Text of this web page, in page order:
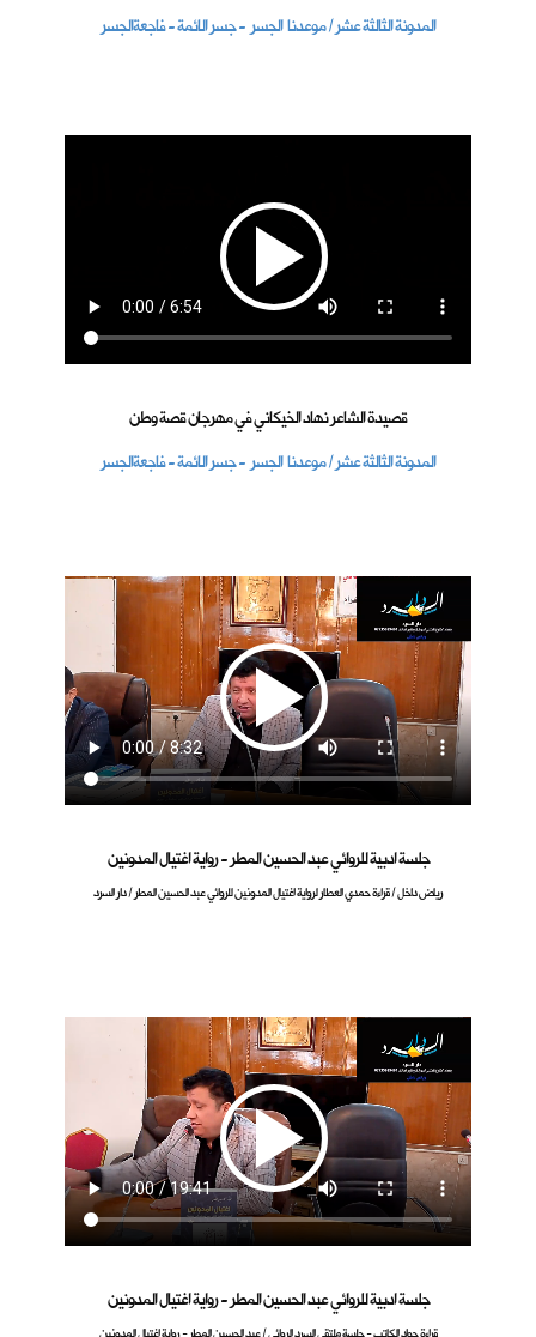
المدونة الثالثة عشر / موعدنا الجسر - جسر الائمة - فاجعةالجسر
قصيدة الشاعر نهاد الخيكاني في مهرجان قصة وطن
المدونة الثالثة عشر / موعدنا الجسر - جسر الائمة - فاجعةالجسر
جلسة ادبية للروائي عبد الحسين المطر - رواية اغتيال المدونين
رياض داخل / قراءة حمدي العطار لرواية اغتيال المدونين للروائي عبد الحسين المطر / دار السرد
جلسة ادبية للروائي عبد الحسين المطر - رواية اغتيال المدونين